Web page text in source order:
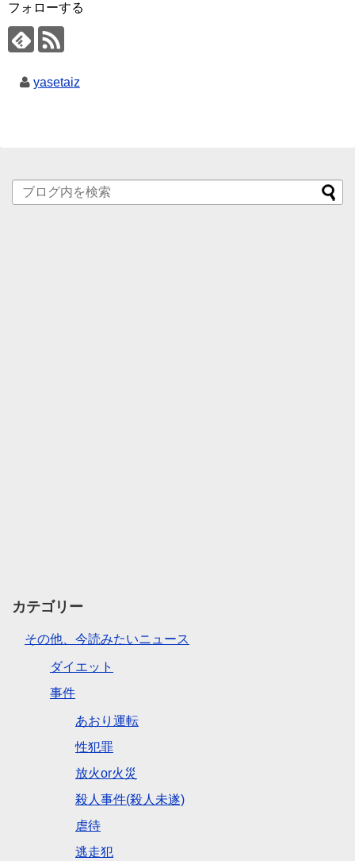
フォローする
yasetaiz
カテゴリー
その他、今読みたいニュース
ダイエット
事件
あおり運転
性犯罪
放火or火災
殺人事件(殺人未遂)
虐待
逃走犯